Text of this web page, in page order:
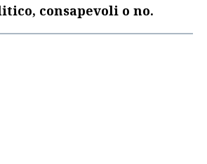
consapevoli o no.